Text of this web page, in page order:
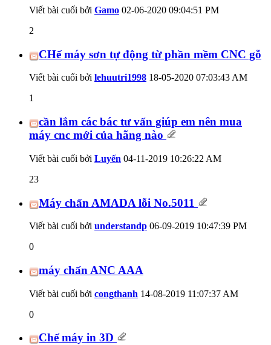
Viết bài cuối bởi Gamo 02-06-2020 09:04:51 PM
2
CHế máy sơn tự động từ phần mềm CNC gỗ
Viết bài cuối bởi lehuutri1998 18-05-2020 07:03:43 AM
1
cần lắm các bác tư vấn giúp em nên mua
máy cnc mới của hãng nào
Viết bài cuối bởi Luyến 04-11-2019 10:26:22 AM
23
Máy chấn AMADA lỗi No.5011
Viết bài cuối bởi understandp 06-09-2019 10:47:39 PM
0
máy chấn ANC AAA
Viết bài cuối bởi congthanh 14-08-2019 11:07:37 AM
0
Chế máy in 3D